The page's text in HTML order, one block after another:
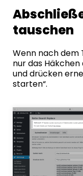
tauschen
Wenn nach dem
nur das Häkchen
und drücken
starten“.